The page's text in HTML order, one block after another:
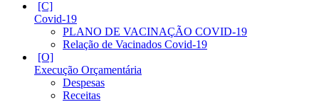
Covid-19
PLANO DE VACINAÇÃO COVID-19
Relação de Vacinados Covid-19
Execução Orçamentária
Despesas
Receitas